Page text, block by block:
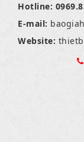
Hotline:
E-mail:
Website: